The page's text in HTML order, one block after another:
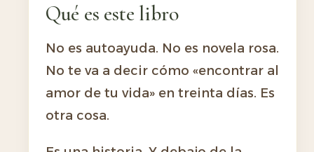
Qué es este libro
No es autoayuda. No es novela rosa.
No te va a decir cómo «encontrar al
amor de tu vida» en treinta días. Es
otra cosa.